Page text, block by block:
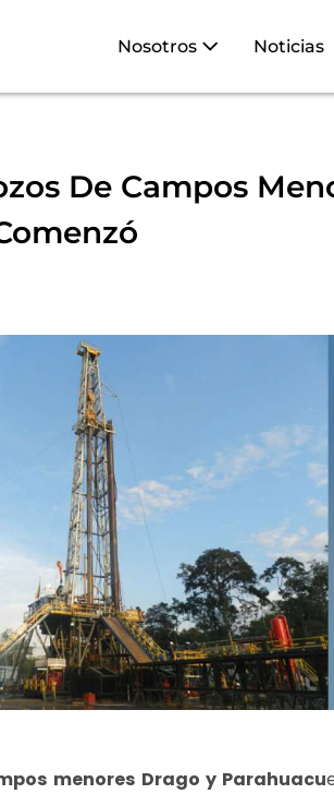
Nosotros Noticias
De Campos
menores Drago y Parahuacu